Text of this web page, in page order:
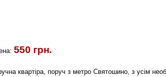
550 грн.
квартіра, поруч з метро Святошино, з усім